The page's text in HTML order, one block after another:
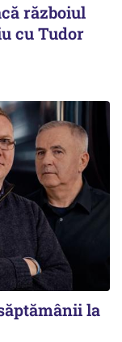
războiul
cu Tudor
la